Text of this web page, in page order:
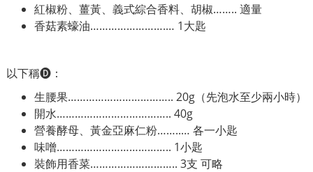
紅椒粉、薑黃、義式綜合香料、胡椒…….. 適量
香菇素蠔油…………………….… 1大匙
以下稱🅓：
生腰果…………………………….. 20g（先泡水至少兩小時）
開水……………………………….. 40g
營養酵母、黃金亞麻仁粉……..… 各一小匙
味噌……………………………….. 1小匙
裝飾用香菜……………………….. 3支 可略